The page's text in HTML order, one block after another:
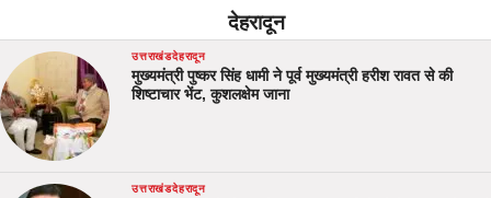
देहरादून
उत्तराखंडदेहरादून
मुख्यमंत्री पुष्कर सिंह धामी ने पूर्व मुख्यमंत्री हरीश रावत से की
शिष्टाचार भेंट, कुशलक्षेम जाना
उत्तराखंडदेहरादून